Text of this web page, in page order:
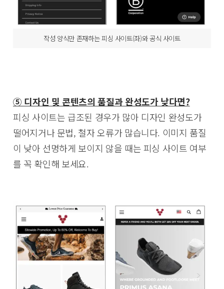
작성 양식만 존재하는 피싱 사이트(좌)와 공식 사이트
⑤ 디자인 및 콘텐츠의 품질과 완성도가 낮다면?
피싱 사이트는 급조된 경우가 많아 디자인 완성도가
떨어지거나 문법, 철자 오류가 많습니다. 이미지 품질
이 낮아 선명하게 보이지 않을 때는 피싱 사이트 여부
를 꼭 확인해 보세요.